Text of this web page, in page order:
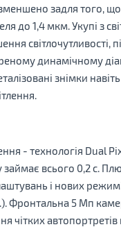
задля того,
до 1,4 мкм. Укупі з
світлочутливості,
динамічному
знімки
- технологія Dual
займає всього 0,2 с.
і нових
Фронтальна 5 Мп
чітких автопортретів